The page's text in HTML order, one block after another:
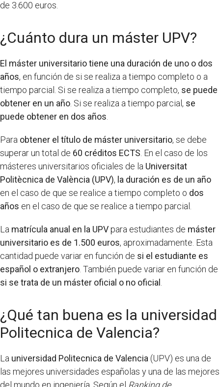
de 3.600 euros.
¿Cuánto dura un máster UPV?
El máster universitario tiene una duración de uno o dos
años, en función de si se realiza a tiempo completo o a
tiempo parcial. Si se realiza a tiempo completo, se puede
obtener en un año . Si se realiza a tiempo parcial, se
puede obtener en dos años
Para obtener el título de máster universitario, se debe
superar un total de 60 créditos ECTS . En el caso de los
másteres universitarios oficiales de la Universitat
Politècnica de València (UPV), la duración es de un año
en el caso de que se realice a tiempo completo o dos
años en el caso de que se realice a tiempo parcial.
La matrícula anual en la UPVpara estudiantes de máster
universitario es de 1.500 euros, aproximadamente. Esta
cantidad puede variar en función de si el estudiante es
español o extranjero . También puede variar en función de
si se trata de un máster oficial o no oficial
¿Qué tan buena es la universidad
Politecnica de Valencia?
La universidad Politecnica de Valencia (UPV) es una de
las mejores universidades españolas y una de las mejores
del mundo en ingeniería. Según el Ranking de